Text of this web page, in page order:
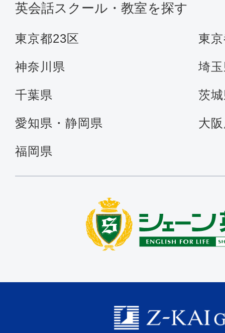
英会話スクール・教室を探す
東京都23区 東
神奈川県 埼
千葉県 茨
愛知県・静岡県 大
福岡県